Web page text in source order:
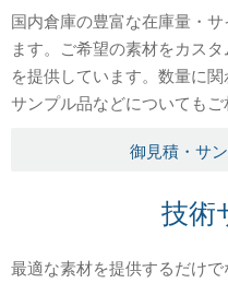
国内倉庫の豊富な在庫量・
ます。ご希望の素材をカス
を提供しています。数量に
サンプル品などについてもご
御見積・サ
技術
最適な素材を提供するだけ